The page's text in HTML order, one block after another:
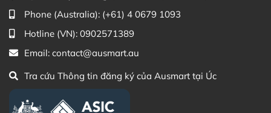
Zalo Ausmart.au | Ausmart Commercial Pty Ltd
(Australia)
Điện thoại liên hệ đặt hàng:
phẩm Lily Huỳnh
dung
Phone (Australia): (+61) 4 0679 1093
Hotline (VN): 0902571389
Email: contact@ausmart.au
Tra cứu Thông tin đăng ký của Ausmart tại Úc